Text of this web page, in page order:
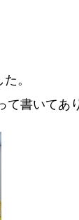
。
書いてあ